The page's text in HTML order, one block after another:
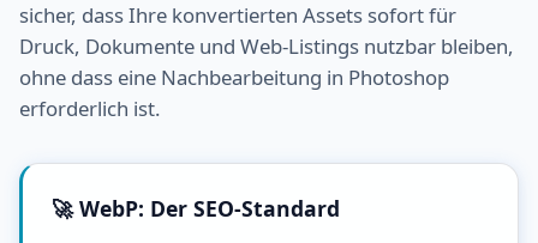
sicher, dass Ihre konvertierten Assets sofort für
Druck, Dokumente und Web-Listings nutzbar bleiben,
ohne dass eine Nachbearbeitung in Photoshop
erforderlich ist.
🚀 WebP: Der SEO-Standard